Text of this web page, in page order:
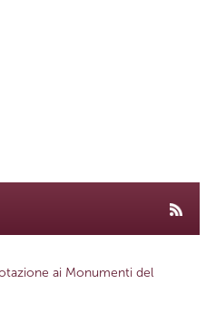
ai Monumenti del